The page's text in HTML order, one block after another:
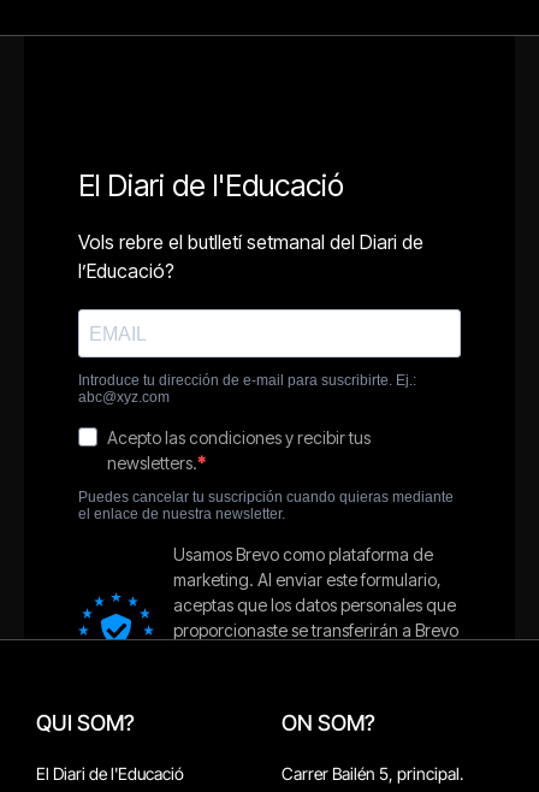
QUI SOM?
El Diari de l'Educació
ON SOM?
Carrer Bailén 5, principal.